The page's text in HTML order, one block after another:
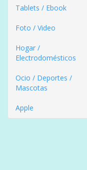
Tablets / Ebook
Foto / Video
Hogar /
Electrodomésticos
Ocio / Deportes /
Mascotas
Apple